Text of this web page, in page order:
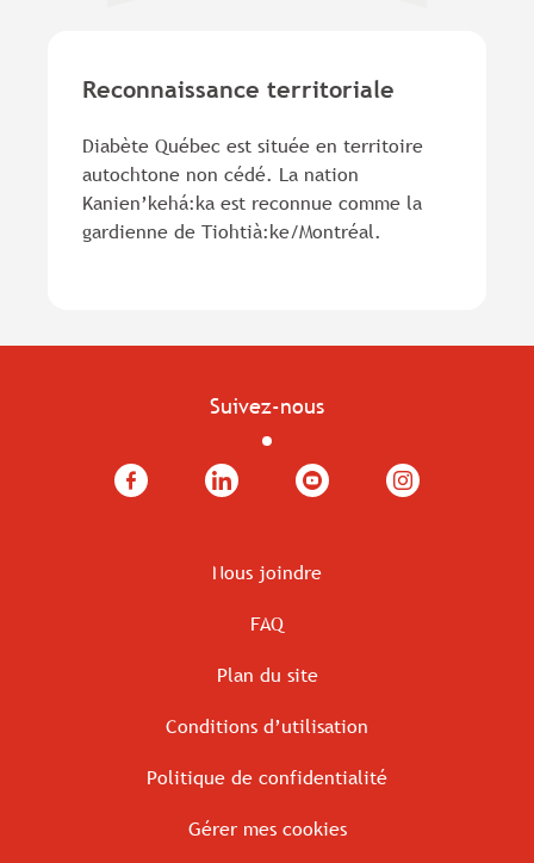
Reconnaissance territoriale
Diabète Québec est située en territoire
autochtone non cédé. La nation
Kanien’kehá:ka est reconnue comme la
gardienne de Tiohtià:ke/Montréal.
Suivez-nous
Facebook LinkedIn YouTube Instagram
Nous joindre
FAQ
Plan du site
Conditions d’utilisation
Politique de confidentialité
Gérer mes cookies